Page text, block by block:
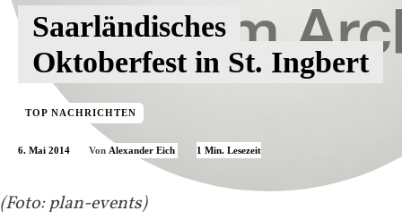
(Foto: plan-events)
Saarländisches
Oktoberfest in St. Ingbert
TOP NACHRICHTEN
6. Mai 2014 Von Alexander Eich 1 Min. Lesezeit